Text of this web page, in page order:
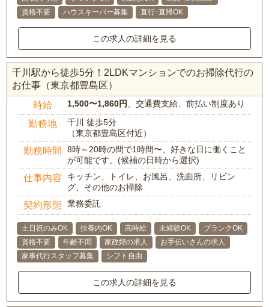
資格不要
ハウスキーパー募集 直行･直帰OK
この求人の詳細を見る
千川駅から徒歩5分！2LDKマンションでのお掃除代行の
お仕事（東京都豊島区）
時給 1,500〜1,860円、交通費支給、前払い制度あり
勤務地
千川 徒歩5分
（東京都豊島区付近）
勤務時間
8時～20時の間で1時間〜、好きな日に働くこと
が可能です。(候補の日時から選択)
仕事内容
キッチン、トイレ、お風呂、洗面所、リビン
グ、その他のお掃除
契約形態 業務委託
土日祝のみOK 扶養内OK 高時給 未経験OK
ブランクOK
資格不要
年齢不問 家政婦の求人
お手伝いさんの求人
家事代行スタッフ募集
シフト自由
この求人の詳細を見る